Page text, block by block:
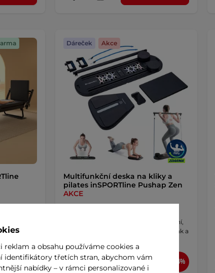
celého
-12%
Dáreček Akce
Multifunkční deska na kliky a
pilates inSPORTline Pushap Zen
AKCE
Pilates deska pro komplexní procvičení,
dva gumové expandéry, deska na plank a
1 190 Kč 1 790 Kč
skladem – 10.8. u Vás
-34%
reklam a obsahu používáme cookies a
identifikátory třetích stran, abychom vám
nabídky – v rámci personalizované i